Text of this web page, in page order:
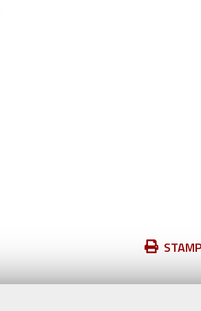
Azioni
documento